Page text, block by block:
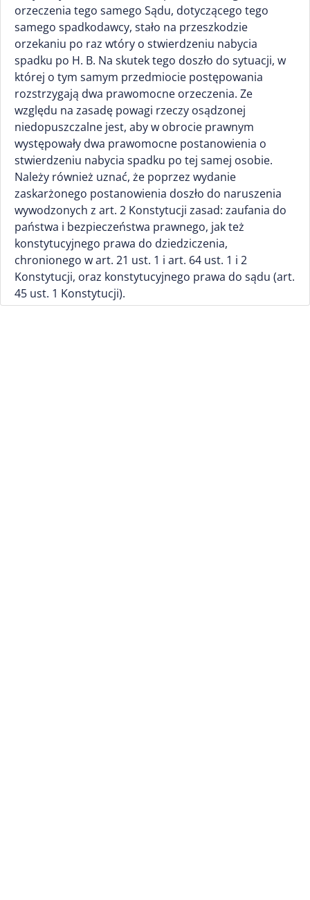
orzeczenia tego samego Sądu, dotyczącego tego
samego spadkodawcy, stało na przeszkodzie
orzekaniu po raz wtóry o stwierdzeniu nabycia
spadku po H. B. Na skutek tego doszło do sytuacji, w
której o tym samym przedmiocie postępowania
rozstrzygają dwa prawomocne orzeczenia. Ze
względu na zasadę powagi rzeczy osądzonej
niedopuszczalne jest, aby w obrocie prawnym
występowały dwa prawomocne postanowienia o
stwierdzeniu nabycia spadku po tej samej osobie.
Należy również uznać, że poprzez wydanie
zaskarżonego postanowienia doszło do naruszenia
wywodzonych z art. 2 Konstytucji zasad: zaufania do
państwa i bezpieczeństwa prawnego, jak też
konstytucyjnego prawa do dziedziczenia,
chronionego w art. 21 ust. 1 i art. 64 ust. 1 i 2
Konstytucji, oraz konstytucyjnego prawa do sądu (art.
45 ust. 1 Konstytucji).